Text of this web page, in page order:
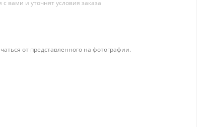
вами и уточнят условия заказа
от представленного на фотографии.